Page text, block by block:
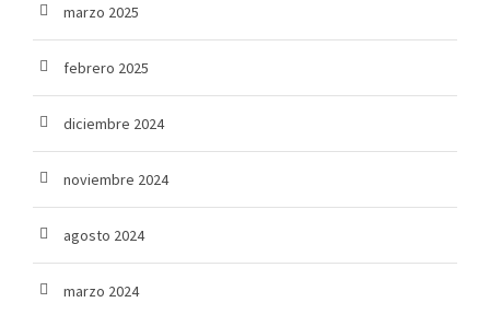
marzo 2025
febrero 2025
diciembre 2024
noviembre 2024
agosto 2024
marzo 2024